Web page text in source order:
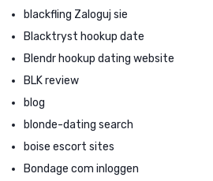
blackfling Zaloguj sie
Blacktryst hookup date
Blendr hookup dating website
BLK review
blog
blonde-dating search
boise escort sites
Bondage com inloggen